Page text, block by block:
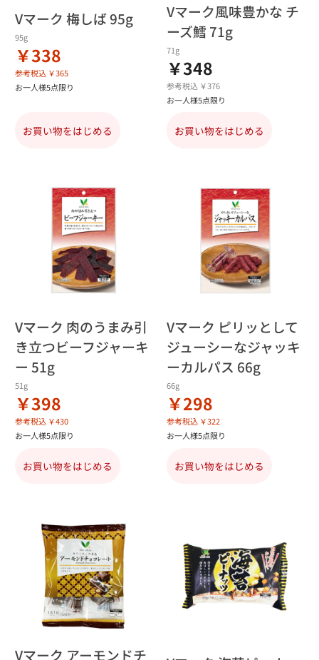
Vマーク 梅しば 95g
95g
￥338
参考税込 ￥365
お一人様5点限り
お買い物をはじめる
Vマーク風味豊かな チ
ーズ鱈 71g
71g
￥348
参考税込 ￥376
お一人様5点限り
お買い物をはじめる
Vマーク 肉のうまみ引
き立つビーフジャーキ
ー 51g
51g
￥398
参考税込 ￥430
お一人様5点限り
お買い物をはじめる
Vマーク ピリッとして
ジューシーなジャッキ
ーカルパス 66g
66g
￥298
参考税込 ￥322
お一人様5点限り
お買い物をはじめる
Vマーク アーモンドチ